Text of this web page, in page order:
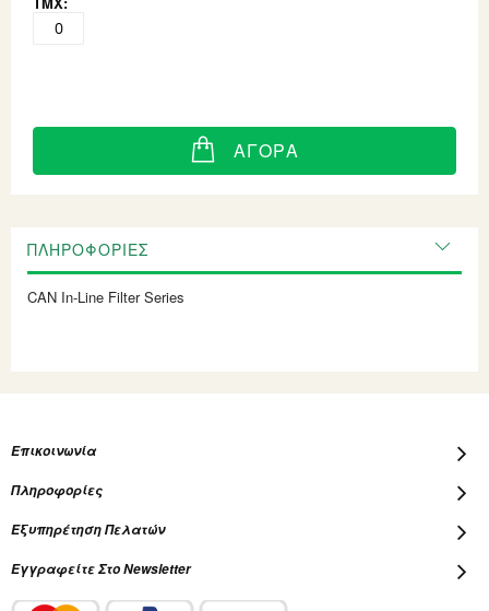
ΑΓΟΡΆ
ΠΛΗΡΟΦΟΡΊΕΣ
CAN In-Line Filter Series
Επικοινωνία
Πληροφορίες
Εξυπηρέτηση Πελατών
Εγγραφείτε Στο Newsletter